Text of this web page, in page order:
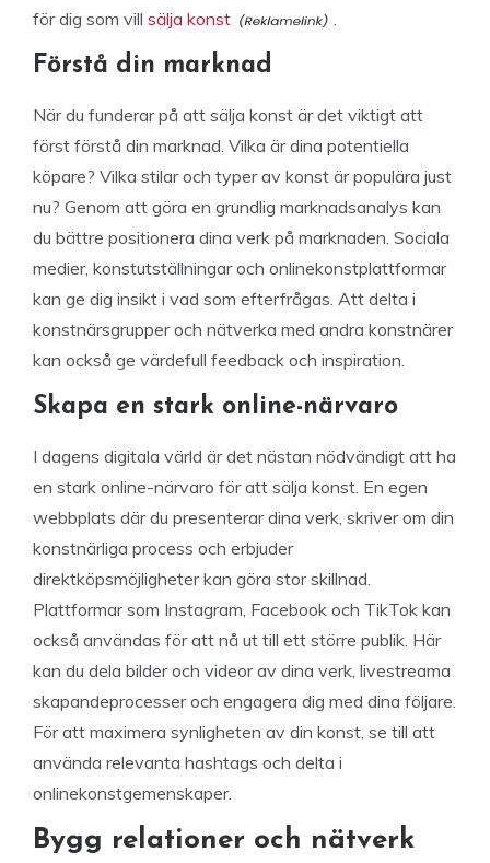
för dig som vill sälja konst .
Förstå din marknad
När du funderar på att sälja konst är det viktigt att
först förstå din marknad. Vilka är dina potentiella
köpare? Vilka stilar och typer av konst är populära just
nu? Genom att göra en grundlig marknadsanalys kan
du bättre positionera dina verk på marknaden. Sociala
medier, konstutställningar och onlinekonstplattformar
kan ge dig insikt i vad som efterfrågas. Att delta i
konstnärsgrupper och nätverka med andra konstnärer
kan också ge värdefull feedback och inspiration.
Skapa en stark online-närvaro
I dagens digitala värld är det nästan nödvändigt att ha
en stark online-närvaro för att sälja konst. En egen
webbplats där du presenterar dina verk, skriver om din
konstnärliga process och erbjuder
direktköpsmöjligheter kan göra stor skillnad.
Plattformar som Instagram, Facebook och TikTok kan
också användas för att nå ut till ett större publik. Här
kan du dela bilder och videor av dina verk, livestreama
skapandeprocesser och engagera dig med dina följare.
För att maximera synligheten av din konst, se till att
använda relevanta hashtags och delta i
onlinekonstgemenskaper.
Bygg relationer och nätverk